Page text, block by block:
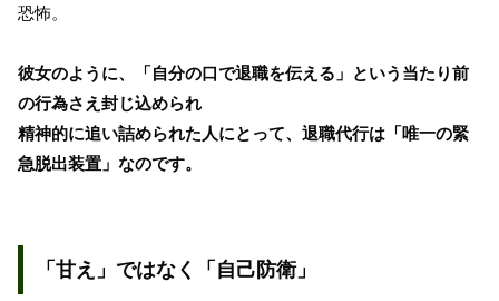
恐怖。
彼女のように、「自分の口で退職を伝える」という当たり前
の行為さえ封じ込められ
精神的に追い詰められた人にとって、退職代行は「唯一の緊
急脱出装置」なのです。
「甘え」ではなく「自己防衛」